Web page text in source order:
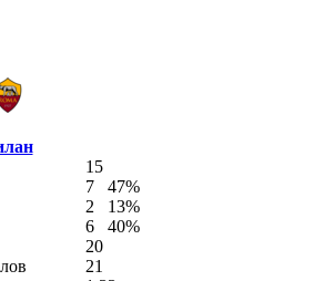
15
7 47%
2 13%
6 40%
20
21